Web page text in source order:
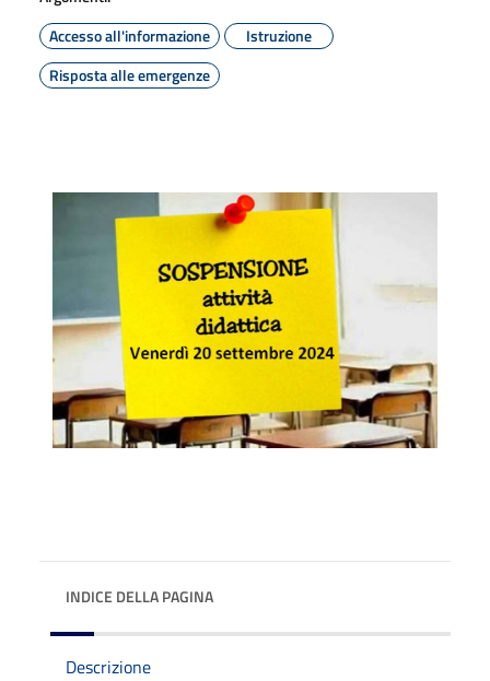
Accesso all'informazione
Istruzione
Risposta alle emergenze
INDICE DELLA PAGINA
Descrizione